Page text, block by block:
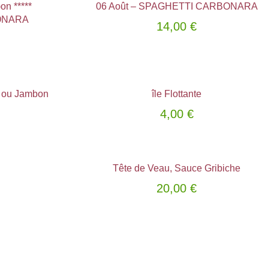
*****
06 Août – SPAGHETTI CARBONARA
14,00€
Jambon île Flottante
4,00 €
Choix des options
Tête de Veau, Sauce Gribiche
20,00€
Choix des options